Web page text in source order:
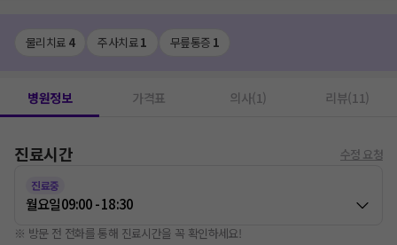
물리치료 4 주사치료1 무릎통증 1
병원정보 가격표 의사(1) 리뷰(11)
진료시간 수정 요청
진료중
월요일09:00 - 18:30
※ 방문 전 전화를 통해 진료시간을 꼭 확인하세요!